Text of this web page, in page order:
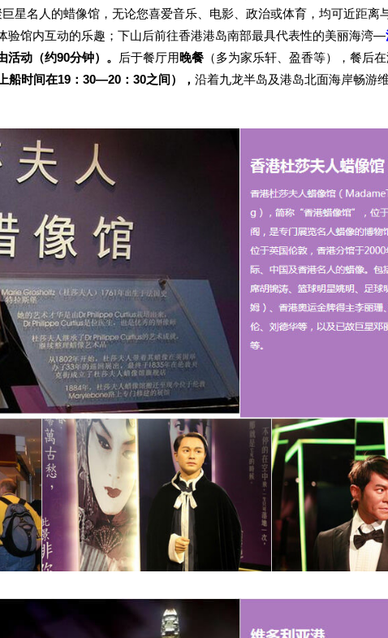
星名人的蜡像馆，无论您喜爱音乐、电影、政治或体育，均可近距离
验馆内互动的乐趣；下山后前往香港港岛南部最具代表性的美丽海湾—
动（约90分钟）。 后于餐厅用晚餐 （多为家乐轩、盈香等），餐后
船时间在19：30—20：30之间） ， 沿着九龙半岛及港岛北面海岸畅游